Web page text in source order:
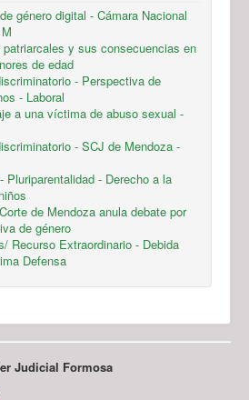
género digital - Cámara Nacional
y sus consecuencias en
de edad
- Perspectiva de
- Laboral
a una víctima de abuso sexual -
- SCJ de Mendoza -
Pluriparentalidad - Derecho a la
de Mendoza anula debate por
de género
Recurso Extraordinario - Debida
Defensa
Judicial Formosa